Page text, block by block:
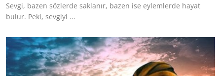
Sevgi, bazen sözlerde saklanır, bazen ise eylemlerde hayat
bulur. Peki, sevgiyi ...